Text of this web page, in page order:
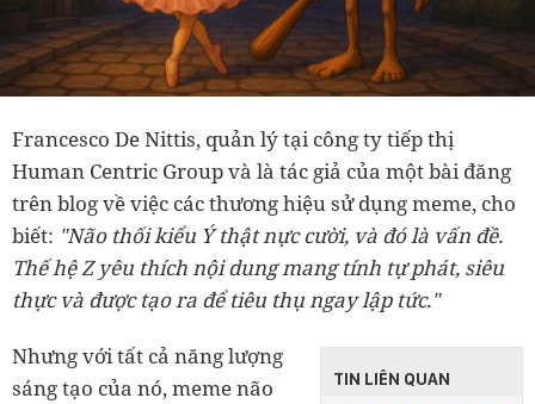
Francesco De Nittis, quản lý tại công ty tiếp thị
Human Centric Group và là tác giả của một bài đăng
trên blog về việc các thương hiệu sử dụng meme, cho
biết: "Não thối kiểu Ý thật nực cười, và đó là vấn đề.
Thế hệ Z yêu thích nội dung mang tính tự phát, siêu
thực và được tạo ra để tiêu thụ ngay lập tức."
TIN LIÊN QUAN
Nhưng với tất cả năng lượng
sáng tạo của nó, meme não